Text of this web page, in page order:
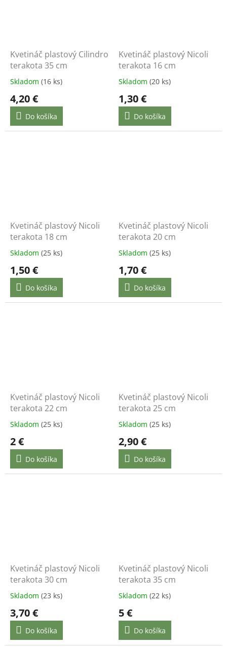
Kvetináč plastový Cilindro
terakota 35 cm
Skladom (16 ks)
4,20 €
Do košíka
Kvetináč plastový Nicoli
terakota 16 cm
Skladom (20 ks)
1,30 €
Do košíka
Kvetináč plastový Nicoli
terakota 18 cm
Skladom (25 ks)
1,50 €
Do košíka
Kvetináč plastový Nicoli
terakota 20 cm
Skladom (25 ks)
1,70 €
Do košíka
Kvetináč plastový Nicoli
terakota 22 cm
Skladom (25 ks)
2 €
Do košíka
Kvetináč plastový Nicoli
terakota 25 cm
Skladom (25 ks)
2,90 €
Do košíka
Kvetináč plastový Nicoli
terakota 30 cm
Skladom (23 ks)
3,70 €
Do košíka
Kvetináč plastový Nicoli
terakota 35 cm
Skladom (22 ks)
5 €
Do košíka